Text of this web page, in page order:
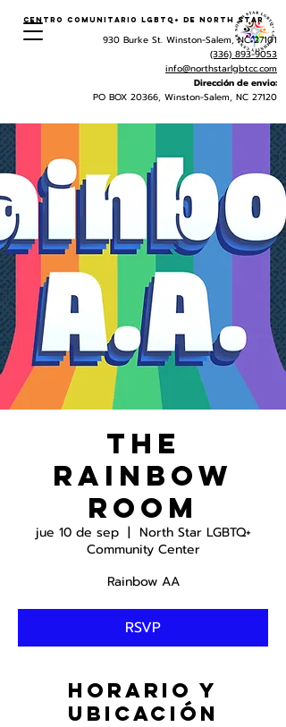
Centro Comunitario LGBTQ+ de North Star
930 Burke St. Winston-Salem, NC 27101
(336) 893-9053
info@northstarlgbtcc.com
Dirección de envio:
PO BOX 20366, Winston-Salem, NC 27120
The
Rainbow
Room
jue 10 de sep
  |
North Star LGBTQ+
Community Center
Rainbow AA
RSVP
Horario y
ubicación